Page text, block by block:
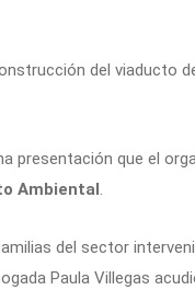
del viaducto
presentación que el
Ambiental .
del sector
Paula Villegas